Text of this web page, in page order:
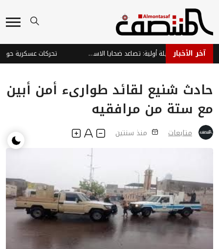
آخر الأخبار 37 شهيداً وجريحاً في حصيلة أولية: تصاعد ضحايا الاستهداف الحوثي لمدينتي المخا بتعز والخوخة بالحديدة
حادث شنيع لقائد طوارىء أمن أبين
مع ستة من مرافقيه
متابعات منذ سنتين